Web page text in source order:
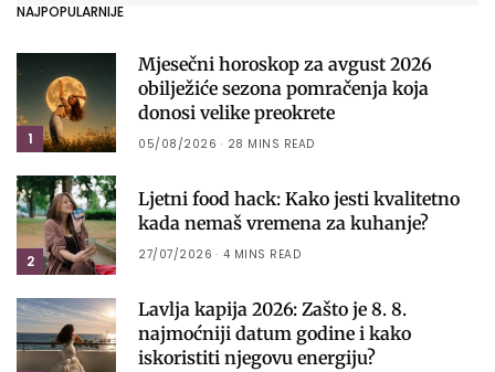
NAJPOPULARNIJE
1
Mjesečni horoskop za avgust 2026
obilježiće sezona pomračenja koja
donosi velike preokrete
05/08/2026 28 MINS READ
2
Ljetni food hack: Kako jesti kvalitetno
kada nemaš vremena za kuhanje?
27/07/2026 4 MINS READ
Lavlja kapija 2026: Zašto je 8. 8.
najmoćniji datum godine i kako
iskoristiti njegovu energiju?